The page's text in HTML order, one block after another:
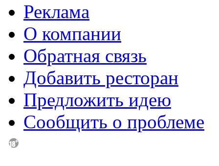
Реклама
О компании
Обратная связь
Добавить ресторан
Предложить идею
Сообщить о проблеме